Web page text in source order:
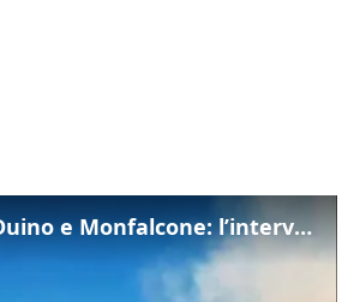
Incendio tra Duino e Monfalcone: l’intervento dei vigili del fuoco